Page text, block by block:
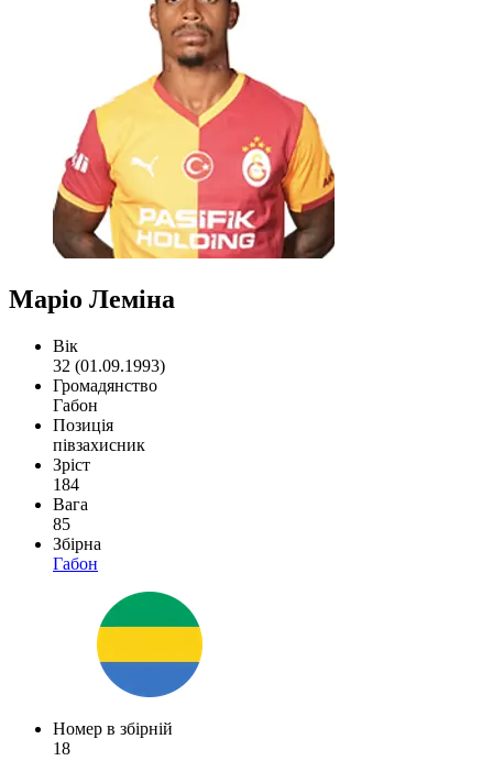
Маріо Леміна
Вік
32 (01.09.1993)
Громадянство
Габон
Позиція
півзахисник
Зріст
184
Вага
85
Збірна
Габон
Номер в збірній
18